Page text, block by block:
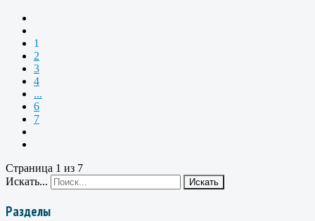
1
2
3
4
...
6
7
Страница 1 из 7
Искать...
Искать
Разделы